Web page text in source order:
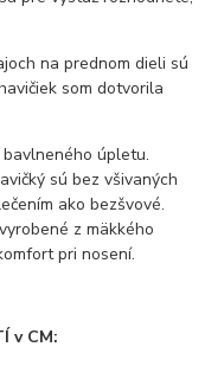
na prednom dieli sú
som dotvorila
úpletu.
sú bez všivaných
ako bezšvové.
z mäkkého
pri nosení.
v CM: